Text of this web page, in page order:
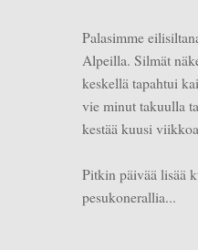
Palasimme
Alpeilla. Silmät
keskellä tapahtui
vie minut takuulla
kestää kuusi
Pitkin päivää lisää
pesukonerallia...